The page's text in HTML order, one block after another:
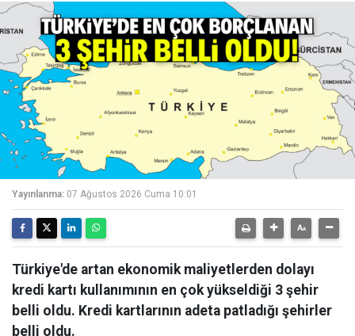
Yayınlanma: 07 Ağustos 2026 Cuma 10:01
Türkiye'de artan ekonomik maliyetlerden dolayı
kredi kartı kullanımının en çok yükseldiği 3 şehir
belli oldu. Kredi kartlarının adeta patladığı şehirler
belli oldu.